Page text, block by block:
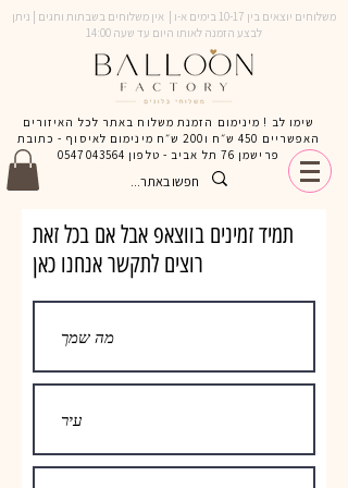
משלוחים יוצאים בין 10-17 בימים א-ו | אין משלוחים בשבתות וחגים | ניתן
לבצע הזמנה לאותו היום עד שעה 14:00
שימו לב ! מינימום הזמנת משלוח באתר לכל האיזורים
האפשריים 450 ש״ח ו200 ש״ח מינימום לאיסוף - כתובת
פרישמן 76 תל אביב - טלפון
0547043564
תמיד זמינים בווצאפ אבל אם בכל זאת
רוצים לתקשר אנחנו כאן